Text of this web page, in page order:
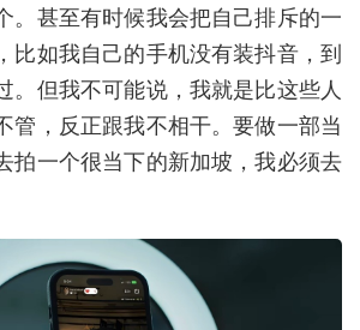
。甚至有时候我会把自己排斥的一
比如我自己的手机没有装抖音，到
。但我不可能说，我就是比这些人
管，反正跟我不相干。要做一部当
拍一个很当下的新加坡，我必须去